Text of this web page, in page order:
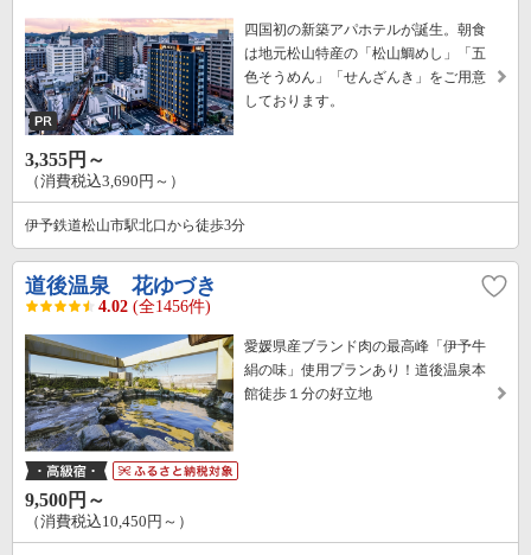
四国初の新築アパホテルが誕生。朝食
は地元松山特産の「松山鯛めし」「五
色そうめん」「せんざんき」をご用意
しております。
3,355円～
（消費税込3,690円～）
伊予鉄道松山市駅北口から徒歩3分
道後温泉 花ゆづき
4.02 (全1456件)
愛媛県産ブランド肉の最高峰「伊予牛
絹の味」使用プランあり！道後温泉本
館徒歩１分の好立地
9,500円～
（消費税込10,450円～）